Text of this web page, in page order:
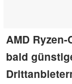
AMD
bald